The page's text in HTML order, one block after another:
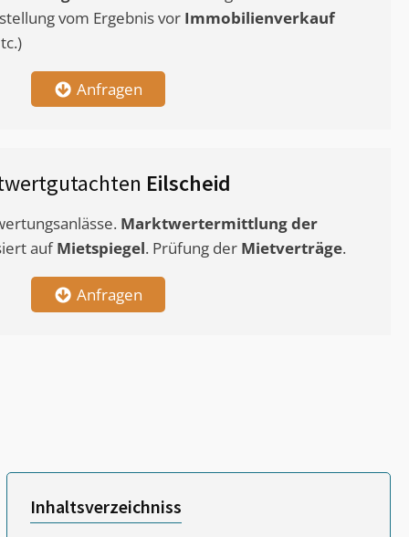
vom Ergebnis vor Immobilienverkauf
Anfragen
Eilscheid
Marktwertermittlungder
aufMietspiegel. Prüfung der Mietverträge.
Anfragen
Inhaltsverzeichniss